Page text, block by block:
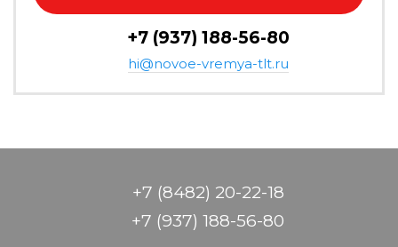
+7 (937) 188-56-80
hi@novoe-vremya-tlt.ru
+7 (8482) 20-22-18
+7 (937) 188-56-80